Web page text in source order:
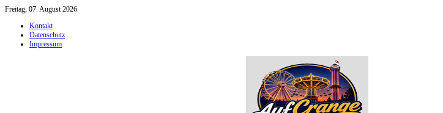
Freitag, 07. August 2026
Kontakt
Datenschutz
Impressum